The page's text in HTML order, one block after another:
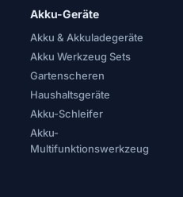
Akku-Geräte
Akku & Akkuladegeräte
Akku Werkzeug Sets
Gartenscheren
Haushaltsgeräte
Akku-Schleifer
Akku-
Multifunktionswerkzeug